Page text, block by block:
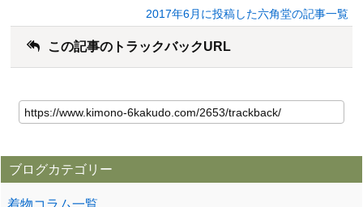
2017年6月に投稿した六角堂の記事一覧
この記事のトラックバックURL
ブログカテゴリー
着物コラム一覧